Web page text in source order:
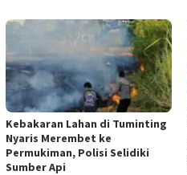
Kebakaran Lahan di Tuminting
Nyaris Merembet ke
Permukiman, Polisi Selidiki
Sumber Api